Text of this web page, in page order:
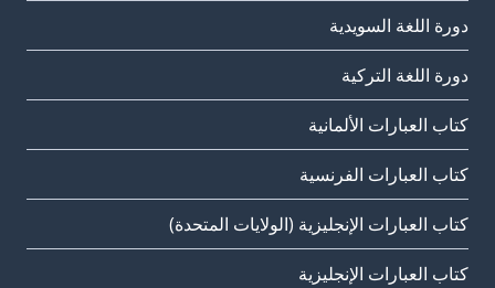
دورة اللغة السويدية
دورة اللغة التركية
كتاب العبارات الألمانية
كتاب العبارات الفرنسية
كتاب العبارات الإنجليزية (الولايات المتحدة)
كتاب العبارات الإنجليزية